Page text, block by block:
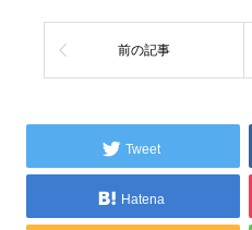
前の記事
Tweet
Hatena